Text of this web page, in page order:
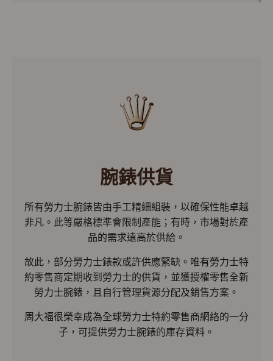
腕錶供貨
所有勞力士腕錶皆由手工精細組裝，以確保性能卓越
非凡。此等嚴格標準會限制產能；有時，市場對於產
品的需求遠高於供給。
故此，部分勞力士錶款或許供應緊缺。唯有勞力士特
約零售商定期收到勞力士的供貨，並獲授權零售全新
勞力士腕錶，且自行管理貨源分配及銷售方案。
周大福很榮幸成為全球勞力士特約零售商網絡的一分
子，可提供勞力士腕錶的庫存資料。